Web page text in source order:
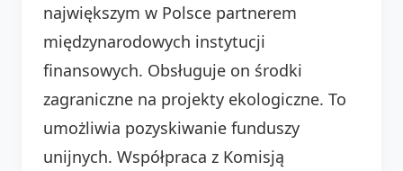
największym w Polsce partnerem
międzynarodowych instytucji
finansowych. Obsługuje on środki
zagraniczne na projekty ekologiczne. To
umożliwia pozyskiwanie funduszy
unijnych. Współpraca z Komisją